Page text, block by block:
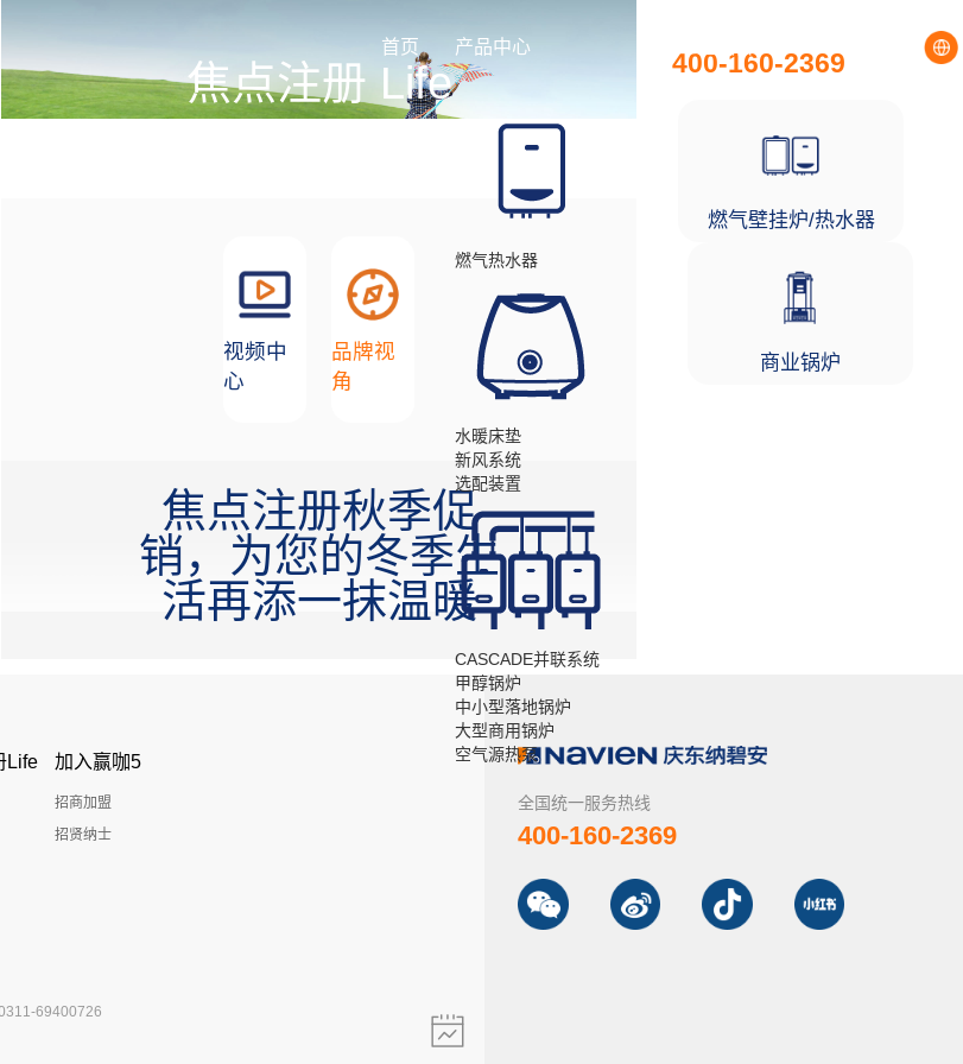
首页 产品中心
燃气热水器
水暖床垫
新风系统
选配装置
CASCADE并联系统
甲醇锅炉
中小型落地锅炉
大型商用锅炉
空气源热泵
燃气壁挂炉/热水器
商业锅炉
400-160-2369
焦点注册 Life
视频中
心
品牌视
角
焦点注册秋季促
销，为您的冬季生
活再添一抹温暖
Life 加入赢咖5
招商加盟
招贤纳士
69400726
全国统一服务热线
400-160-2369